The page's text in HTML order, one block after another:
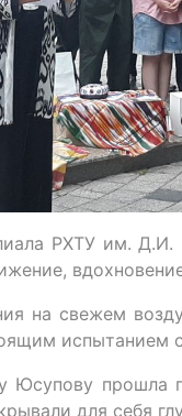
РХТУ им.
на свежем
испытанием
прошла
для себя